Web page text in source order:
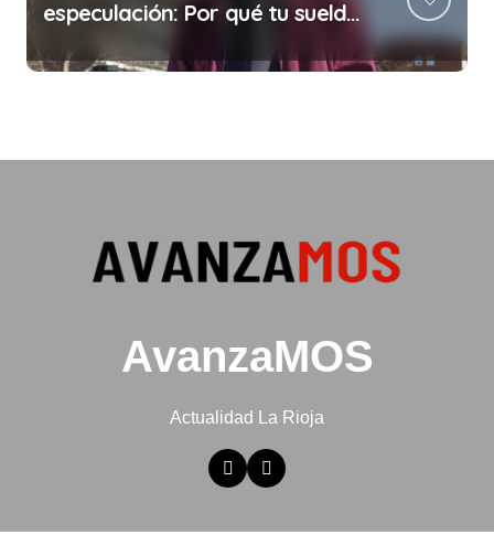
especulación: Por qué tu sueldo
AvanzaMOS
Actualidad La Rioja